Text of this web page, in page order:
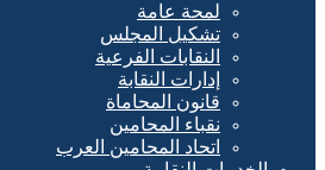
لمحة عامة
تشكيل المجلس
النقابات الفرعية
إدارات النقابة
قانون المحاماة
نقباء المحامين
اتحاد المحامين العرب